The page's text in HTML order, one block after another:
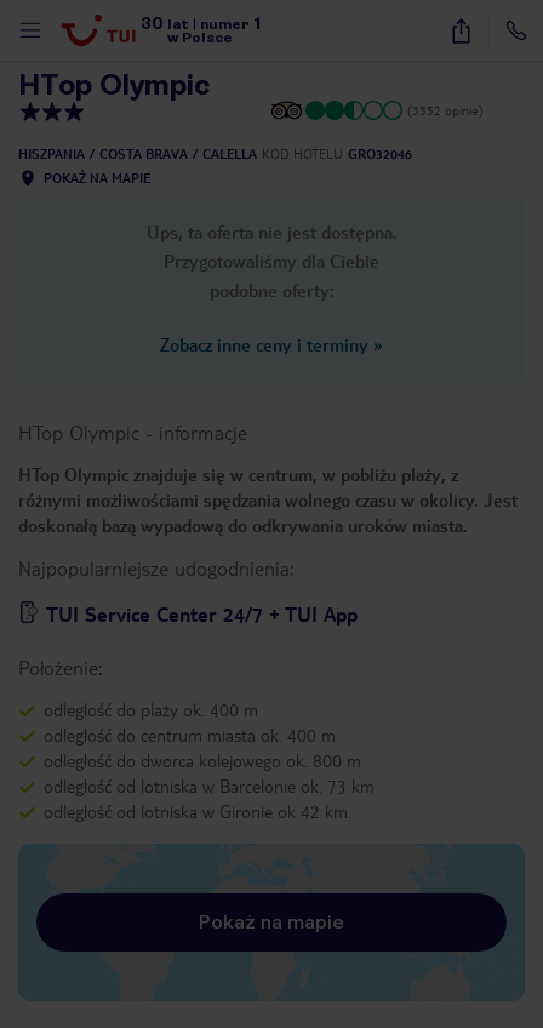
30 lat numer 1
w Polsce
48
HTop Olympic
(3352 opinie)
HISZPANIA COSTA BRAVA CALELLA KOD HOTELU GRO32046
POKAŻ NA MAPIE
Ups, ta oferta nie jest dostępna.
Przygotowaliśmy dla Ciebie
podobne oferty:
Zobacz inne ceny i terminy »
HTop Olympic - informacje
HTop Olympic znajduje się w centrum, w pobliżu plaży, z
różnymi możliwościami spędzania wolnego czasu w okolicy. Jest
doskonałą bazą wypadową do odkrywania uroków miasta.
Najpopularniejsze udogodnienia:
TUI Service Center 24/7 + TUI App
Położenie:
odległość do plaży ok. 400 m
odległość do centrum miasta ok. 400 m
odległość do dworca kolejowego ok. 800 m
odległość od lotniska w Barcelonie ok. 73 km
odległość od lotniska w Gironie ok 42 km.
Pokaż na mapie